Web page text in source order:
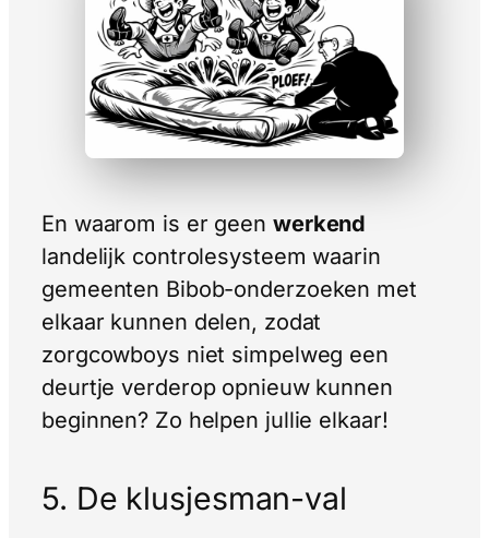
En waarom is er geen werkend
landelijk controlesysteem waarin
gemeenten Bibob-onderzoeken met
elkaar kunnen delen, zodat
zorgcowboys niet simpelweg een
deurtje verderop opnieuw kunnen
beginnen? Zo helpen jullie elkaar!
5. De klusjesman-val